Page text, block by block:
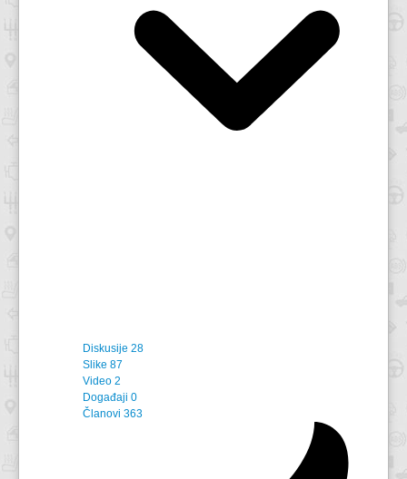
Diskusije 28
Slike 87
Video 2
Događaji 0
Članovi 363